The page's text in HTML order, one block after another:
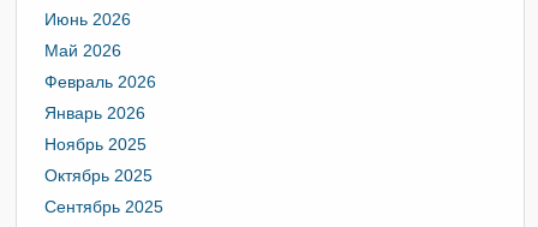
Июнь 2026
Май 2026
Февраль 2026
Январь 2026
Ноябрь 2025
Октябрь 2025
Сентябрь 2025